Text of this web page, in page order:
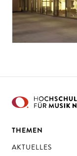
THEMEN
AKTUELLES